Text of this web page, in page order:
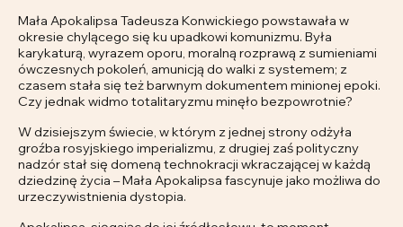
Mała Apokalipsa Tadeusza Konwickiego powstawała w
okresie chylącego się ku upadkowi komunizmu. Była
karykaturą, wyrazem oporu, moralną rozprawą z sumieniami
ówczesnych pokoleń, amunicją do walki z systemem; z
czasem stała się też barwnym dokumentem minionej epoki.
Czy jednak widmo totalitaryzmu minęło bezpowrotnie?
W dzisiejszym świecie, w którym z jednej strony odżyła
groźba rosyjskiego imperializmu, z drugiej zaś polityczny
nadzór stał się domeną technokracji wkraczającej w każdą
dziedzinę życia – Mała Apokalipsa fascynuje jako możliwa do
urzeczywistnienia dystopia.